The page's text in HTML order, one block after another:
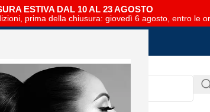
ESTIVA DAL 10 AL 23 AGOSTO
prima della chiusura: giovedì 6 agosto, entro le